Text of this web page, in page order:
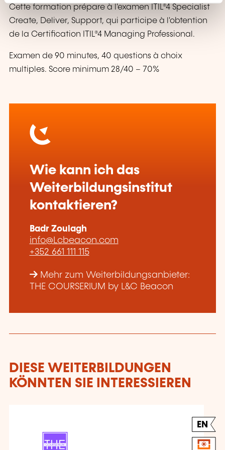
Cette formation prépare à l'examen ITIL®4 Specialist
Create, Deliver, Support, qui participe à l'obtention
de la Certification ITIL®4 Managing Professional.
Examen de 90 minutes, 40 questions à choix
multiples. Score minimum 28/40 – 70%
Wie kann ich das
Weiterbildungsinstitut
kontaktieren?
Badr Zoulagh
info@Lcbeacon.com
+352 661 111 115
Mehr zum Weiterbildungsanbieter:
THE COURSERIUM by L&C Beacon
DIESE WEITERBILDUNGEN
KÖNNTEN SIE INTERESSIEREN
EN